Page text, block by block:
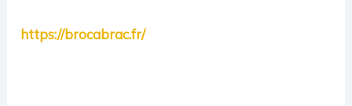
https://brocabrac.fr/